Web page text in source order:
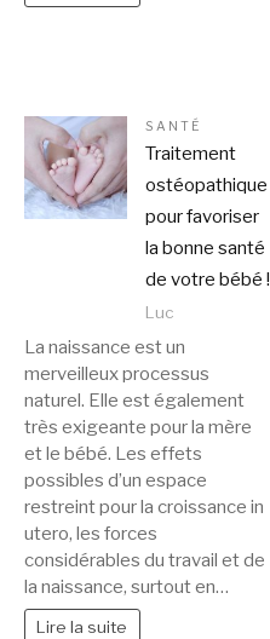
SANTÉ
Traitement
ostéopathique
pour favoriser
la bonne santé
de votre bébé !
Luc
La naissance est un
merveilleux processus
naturel. Elle est également
très exigeante pour la mère
et le bébé. Les effets
possibles d’un espace
restreint pour la croissance in
utero, les forces
considérables du travail et de
la naissance, surtout en…
Lire la suite